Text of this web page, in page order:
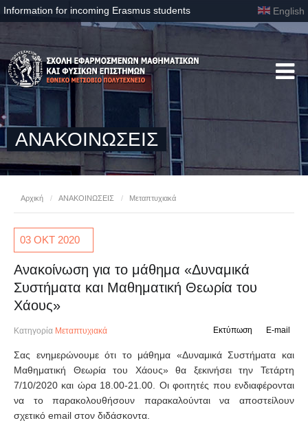
Information for incoming Erasmus students English
ΑΝΑΚΟΙΝΩΣΕΙΣ
Αρχική / ΑΝΑΚΟΙΝΩΣΕΙΣ / Μεταπτυχιακά
03 ΟΚΤ 2020
Ανακοίνωση για το μάθημα «Δυναμικά
Συστήματα και Μαθηματική Θεωρία του
Χάους»
Κατηγορία Μεταπτυχιακά E-mail
Εκτύπωση
Σας ενημερώνουμε ότι το μάθημα «Δυναμικά Συστήματα και
Μαθηματική Θεωρία του Χάους» θα ξεκινήσει την Τετάρτη
7/10/2020 και ώρα 18.00-21.00. Οι φοιτητές που ενδιαφέρονται
να το παρακολουθήσουν παρακαλούνται να αποστείλουν
σχετικό email στον διδάσκοντα.